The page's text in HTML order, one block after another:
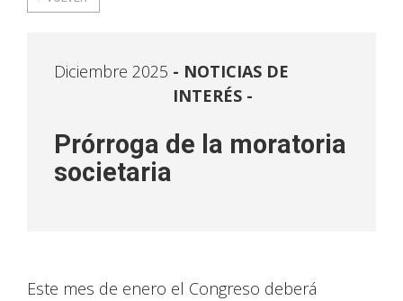
Diciembre 2025
NOTICIAS DE
INTERÉS -
Prórroga de la moratoria
societaria
Este mes de enero el Congreso deberá